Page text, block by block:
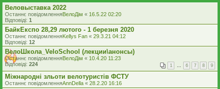
Веловыставка 2022
Останнє повідомленняВелоДім « 16.5.22 02:20
Відповіді: 1
БайкЕкспо 28,29 лютого - 1 березня 2020
Останнє повідомленняKellys Fan « 29.3.21 04:12
Відповіді: 12
ВелоШкола_VeloSchool (лекции\анонсы)
Останнє повідомленняВелоДім « 10.4.20 11:23
Відповіді: 224 1 … 6 7 8 9
Міжнародні зльоти велотуристів ФСТУ
Останнє повідомленняAnnDella « 28.2.20 16:16